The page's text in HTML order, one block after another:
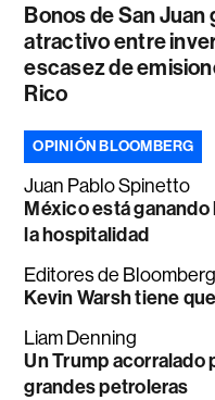
Bonos de San Juan
atractivo entre
escasez de
Rico
OPINIÓN BLOOMBERG
Juan Pablo Spinetto
México está
la hospitalidad
Editores de
Kevin Warsh tiene
Liam Denning
Un Trump acorralado
grandes petroleras